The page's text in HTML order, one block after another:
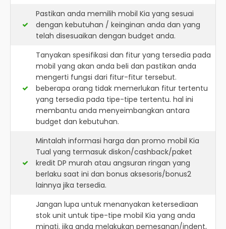
Pastikan anda memilih mobil Kia yang sesuai
dengan kebutuhan / keinginan anda dan yang
telah disesuaikan dengan budget anda.
Tanyakan spesifikasi dan fitur yang tersedia pada
mobil yang akan anda beli dan pastikan anda
mengerti fungsi dari fitur-fitur tersebut.
beberapa orang tidak memerlukan fitur tertentu
yang tersedia pada tipe-tipe tertentu. hal ini
membantu anda menyeimbangkan antara
budget dan kebutuhan.
Mintalah informasi harga dan promo mobil Kia
Tual yang termasuk diskon/cashback/paket
kredit DP murah atau angsuran ringan yang
berlaku saat ini dan bonus aksesoris/bonus2
lainnya jika tersedia.
Jangan lupa untuk menanyakan ketersediaan
stok unit untuk tipe-tipe mobil Kia yang anda
minati. jika anda melakukan pemesanan/indent,